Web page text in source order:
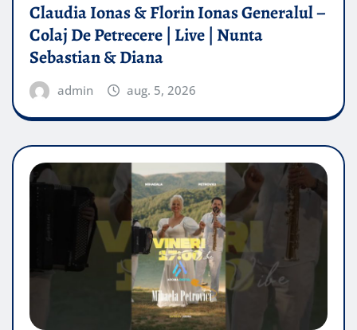
Claudia Ionas & Florin Ionas Generalul –
Colaj De Petrecere | Live | Nunta
Sebastian & Diana
admin aug. 5, 2026